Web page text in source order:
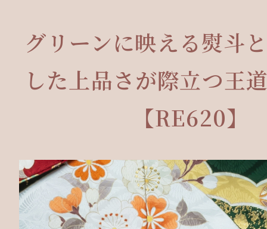
グリーンに映える熨斗
した上品さが際立つ王
【RE620】